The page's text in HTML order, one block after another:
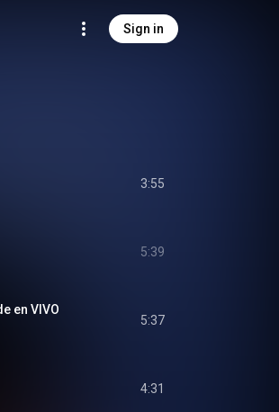
Sign in
3:55
5:39
en VIVO
5:37
4:31